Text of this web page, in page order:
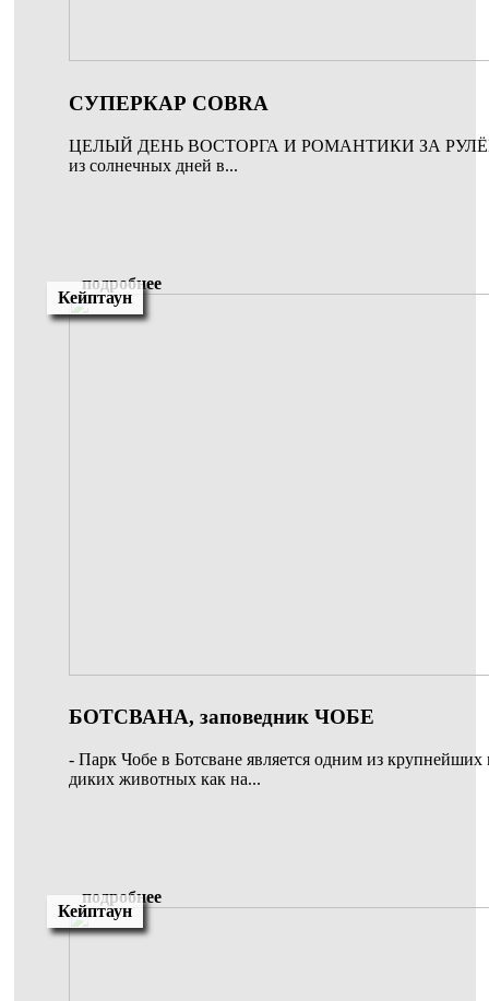
СУПЕРКАР COBRA
ЦЕЛЫЙ ДЕНЬ ВОСТОРГА И РОМАНТИКИ ЗА
из солнечных дней в...
подробнее
Кейптаун
БОТСВАНА, заповедник ЧОБЕ
- Парк Чобе в Ботсване является одним из крупнейших
диких животных как на...
подробнее
Кейптаун